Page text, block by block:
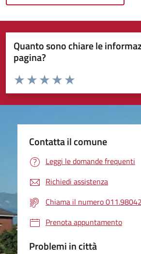
Quanto sono chiare le
pagina?
Valuta da 1 a 5 stelle la pagina
Valuta 5 stelle su 5
Valuta 4 stelle su 5
Valuta 3 stelle su 5
Valuta 2 stelle su 5
Valuta 1 stelle su 5
Contatta il comune
Leggi le domande frequenti
Richiedi assistenza
Chiama il numero
Prenota appuntamento
Problemi in città